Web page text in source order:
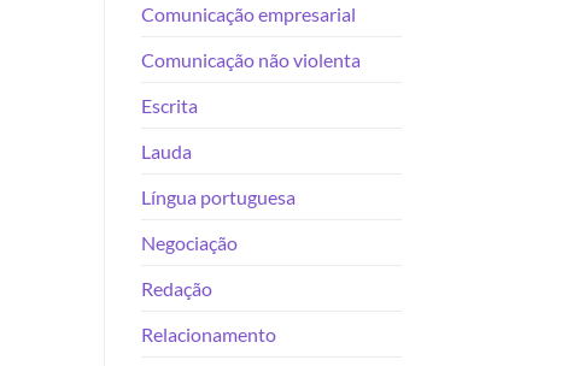
Comunicação empresarial
Comunicação não violenta
Escrita
Lauda
Língua portuguesa
Negociação
Redação
Relacionamento